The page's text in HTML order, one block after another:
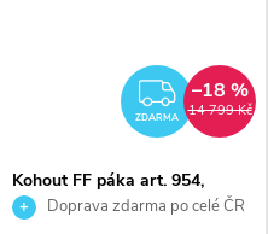
ZDARMA 14 799 Kč
–18 %
Kohout FF páka art. 954,
plnoprůtočný 5/4" závitový _
Doprava zdarma po celé ČR